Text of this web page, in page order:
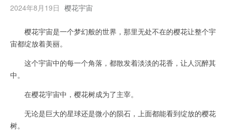
2024年8月19日 樱花宇宙
樱花宇宙是一个梦幻般的世界，那里无处不在的樱花让整个宇
宙都绽放着美丽。
这个宇宙中的每一个角落，都散发着淡淡的花香，让人沉醉其
中。
在樱花宇宙中，樱花树成为了主宰。
无论是巨大的星球还是微小的陨石，上面都能看到绽放的樱花
树。